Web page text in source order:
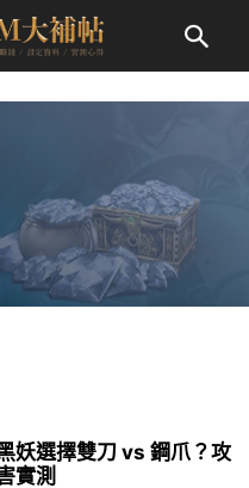
妖選擇雙刀 vs 鋼爪？攻
實測